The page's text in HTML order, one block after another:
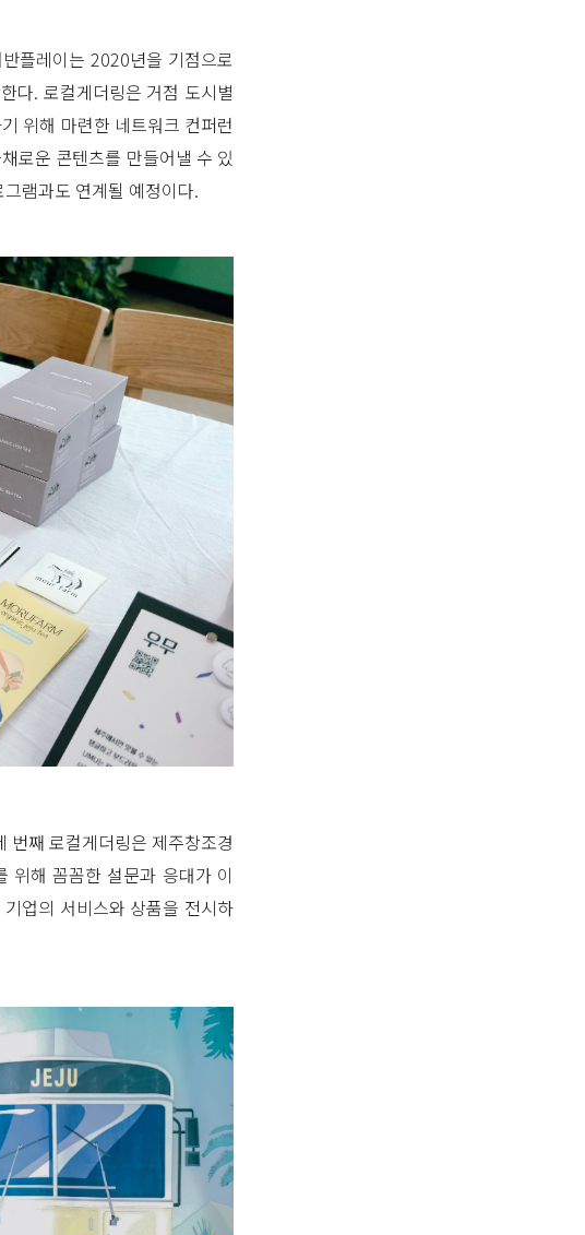
플레이는 2020년을 기점으로
다. 로컬게더링은 거점 도시별
위해 마련한 네트워크 컨퍼런
로운 콘텐츠를 만들어낼 수 있
램과도 연계될 예정이다.
째 로컬게더링은 제주창조경
위해 꼼꼼한 설문과 응대가 이
업의 서비스와 상품을 전시하